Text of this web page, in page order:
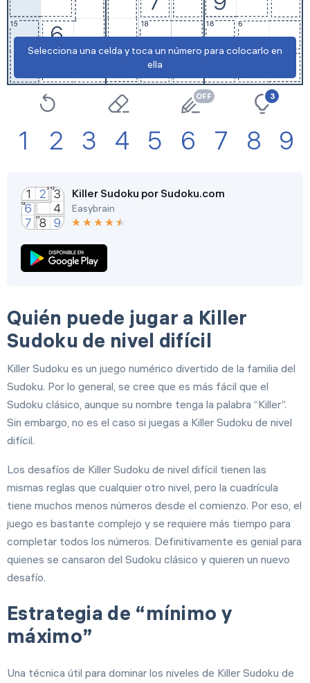
Configuración
Selecciona una celda y toca un número para colocarlo en
ella
3
1 2 3 4 5 6 7 8 9
Killer Sudoku por Sudoku.com
Easybrain
Quién puede jugar a Killer
Sudoku de nivel difícil
Killer Sudoku es un juego numérico divertido de la familia del
Sudoku. Por lo general, se cree que es más fácil que el
Sudoku clásico, aunque su nombre tenga la palabra “Killer”.
Sin embargo, no es el caso si juegas a Killer Sudoku de nivel
difícil.
Los desafíos de Killer Sudoku de nivel difícil tienen las
mismas reglas que cualquier otro nivel, pero la cuadrícula
tiene muchos menos números desde el comienzo. Por eso, el
juego es bastante complejo y se requiere más tiempo para
completar todos los números. Definitivamente es genial para
quienes se cansaron del Sudoku clásico y quieren un nuevo
desafío.
Estrategia de “mínimo y
máximo”
Una técnica útil para dominar los niveles de Killer Sudoku de